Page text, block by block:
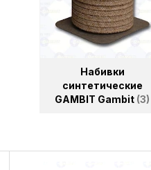
Набивки
синтетические
GAMBIT Gambit 3